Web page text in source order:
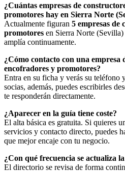
¿Cuántas empresas de
promotores hay en Sierra Norte
Actualmente figuran 5 empresas de
promotores en Sierra Norte
amplía continuamente.
¿Cómo contacto con una empresa
encofradores y promotores?
Entra en su ficha y verás su teléfono
socias, además, puedes escribirles
te responderán directamente.
¿Aparecer en la guía tiene coste?
El alta básica es gratuita. Si quieres
servicios y contacto directo, puedes
que mejor encaje con tu negocio.
¿Con qué frecuencia se actualiza
El directorio se revisa de forma